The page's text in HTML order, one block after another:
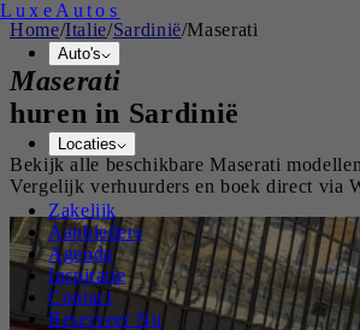
Luxe Autos
Auto's
Locaties
Zakelijk
Aanbieders
Agenda
Inspiratie
Contact
Reserveer Nu
Home/Italie/Sardinië/Maserati
Maserati
huren in Sardinië
Bekijk alle beschikbareMaserati
Vergelijk verhuurders en boek direct via